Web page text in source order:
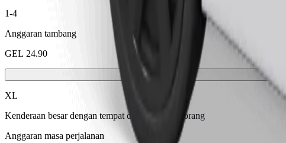
1-4
Anggaran tambang
GEL 24.90
XL
Kenderaan besar dengan tempat duduk untuk 6 orang
Anggaran masa perjalanan